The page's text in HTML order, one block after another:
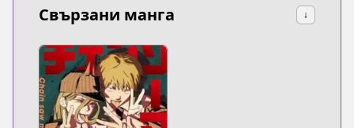
Свързани манга ↓